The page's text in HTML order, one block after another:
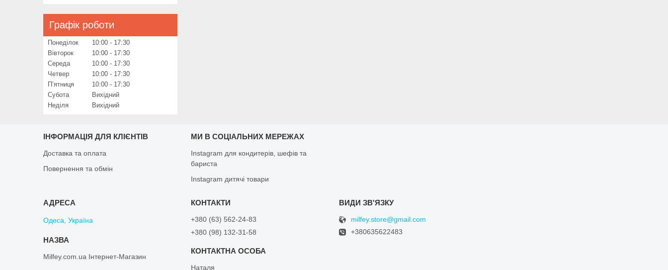
Графік роботи
Понеділок 10:00
17:30
Вівторок
10:00
17:30
Середа
10:00
17:30
Четвер
10:00
17:30
Пʼятниця
10:00
17:30
Субота
Вихідний
Неділя
Вихідний
ІНФОРМАЦІЯ ДЛЯ КЛІЄНТІВ
Доставка та оплата
Повернення та обмін
МИ В СОЦІАЛЬНИХ МЕРЕЖАХ
Instagram для кондитерів, шефів та
бариста
Instagram дитячі товари
Одеса, Україна
Milfey.com.ua Інтернет-Магазин
+380 (63) 562-24-83
+380 (98) 132-31-58
Наталя
milfey.store@gmail.com
+380635622483